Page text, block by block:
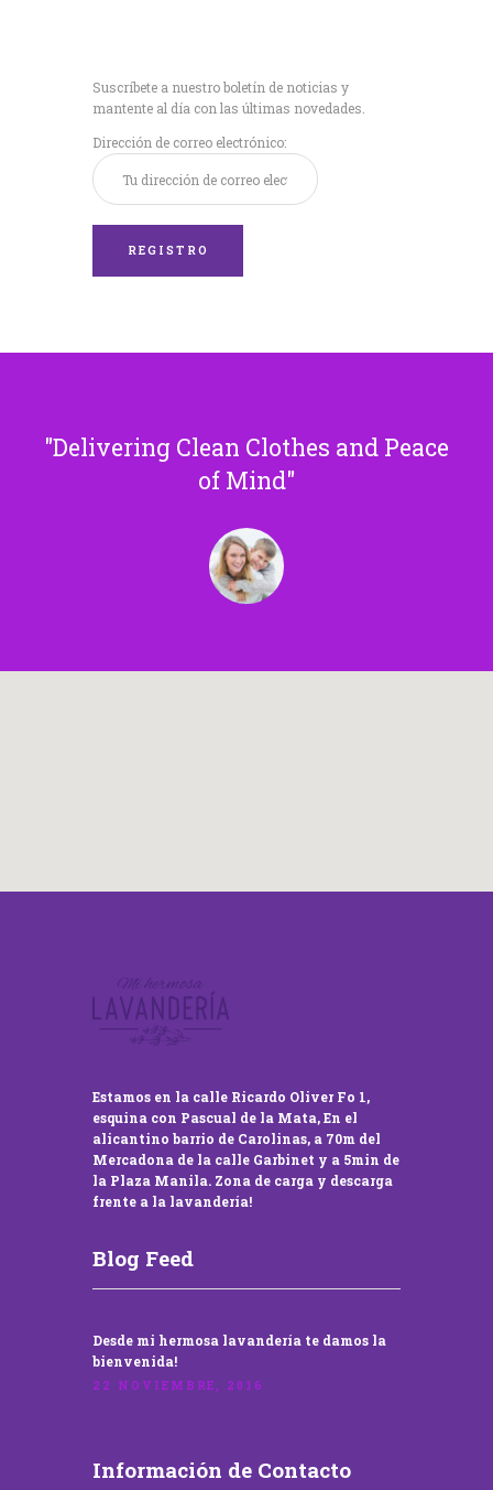
Suscríbete a nuestro boletín de noticias y
mantente al día con las últimas novedades.
Dirección de correo electrónico:
Delivering Clean Clothes and Peace
of Mind
Estamos en la calle Ricardo Oliver Fo 1,
esquina con Pascual de la Mata, En el
alicantino barrio de Carolinas, a 70m del
Mercadona de la calle Garbinet y a 5min de
la Plaza Manila. Zona de carga y descarga
frente a la lavandería!
Blog Feed
Desde mi hermosa lavandería te damos la
bienvenida!
22 NOVIEMBRE, 2016
Información de Contacto